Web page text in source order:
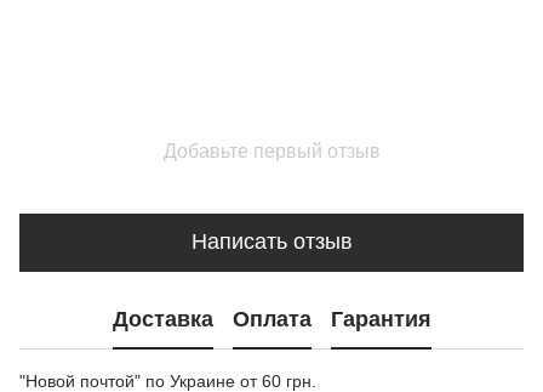
Добавьте первый отзыв
Написать отзыв
Доставка Оплата Гарантия
"Новой почтой" по Украине от 60 грн.